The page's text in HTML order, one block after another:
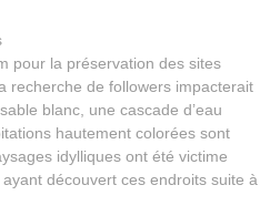
pour la préservation des sites
recherche de followers impacterait
blanc, une cascade d’eau
hautement colorées sont
idylliques ont été victime
découvert ces endroits suite à